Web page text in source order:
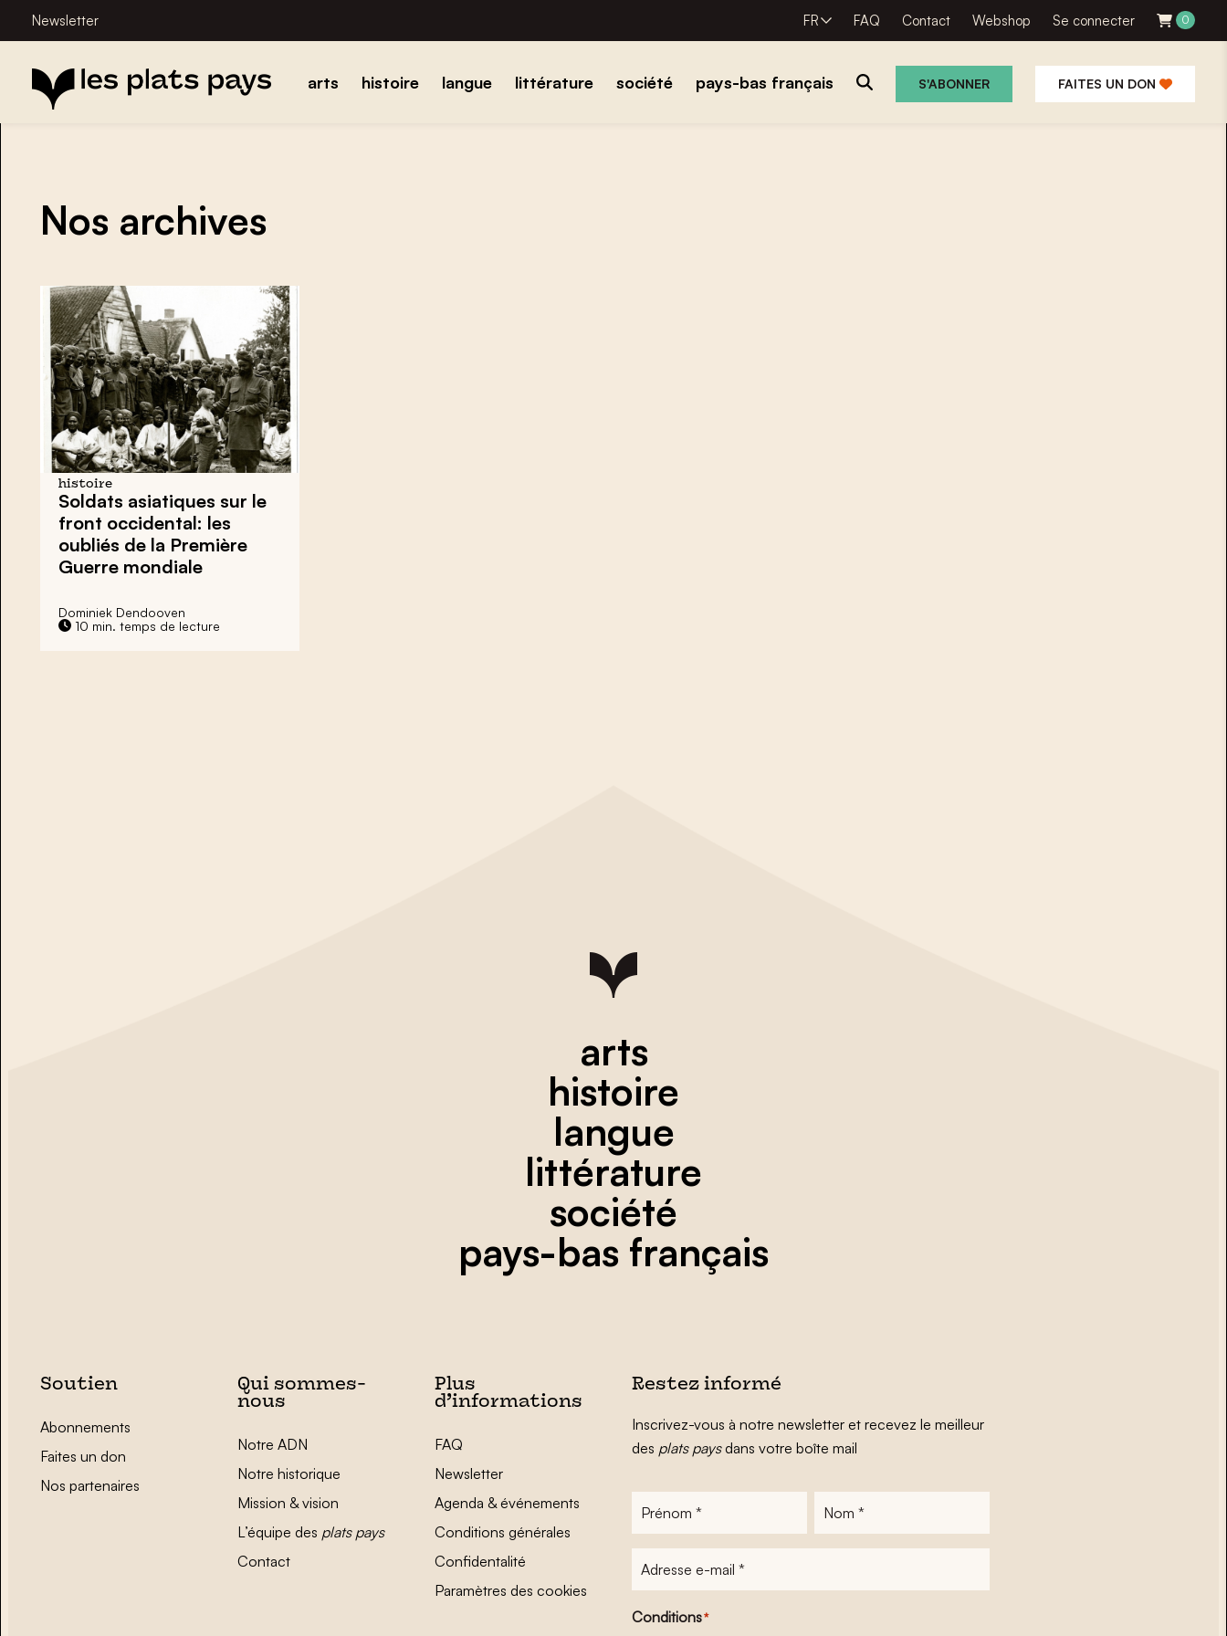
Newsletter FR FAQ Contact Webshop Se connecter 0
arts histoire langue littérature société pays-bas français S'ABONNER FAITES UN DON
Nos archives
histoire
Soldats asiatiques sur le
front occidental: les
oubliés de la Première
Guerre mondiale
Dominiek Dendooven
10 min. temps de lecture
arts
histoire
langue
littérature
société
pays-bas français
Soutien
Abonnements
Faites un don
Nos partenaires
Qui sommes-
nous
Notre ADN
Notre historique
Mission & vision
L’équipe des plats pays
Contact
Plus
d’informations
FAQ
Newsletter
Agenda & événements
Conditions générales
Confidentalité
Paramètres des cookies
Restez informé
Inscrivez-vous à notre newsletter et recevez le meilleur
des plats paysdans votre boîte mail
mail
Conditions*